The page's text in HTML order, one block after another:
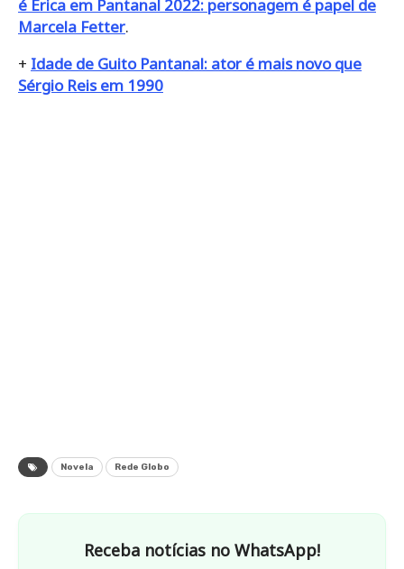
é Érica em Pantanal 2022: personagem é papel de
Marcela Fetter.
+ Idade de Guito Pantanal: ator é mais novo que
Sérgio Reis em 1990
Novela Rede Globo
Receba notícias no WhatsApp!